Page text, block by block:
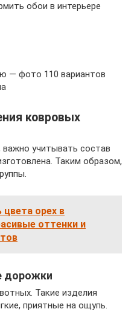
обои в интерьере
— фото 110 вариантов
ковровых
учитывать состав
Таким образом,
цвета орех в
оттенки и
дорожки
Такие изделия
приятные на ощупь.